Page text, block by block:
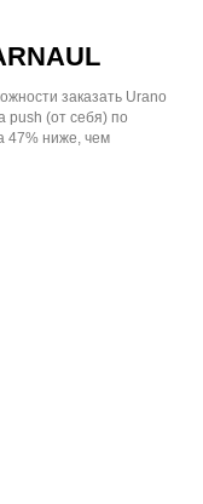
заказать Urano
push (от себя) по
47% ниже, чем